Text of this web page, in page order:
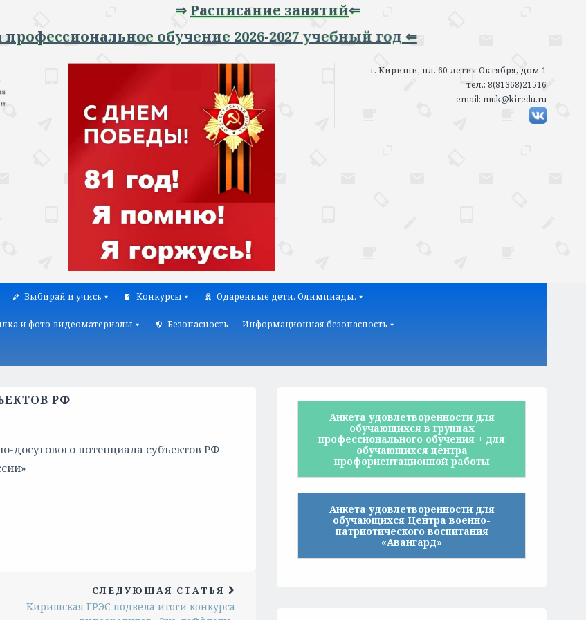
Расписание занятий⇐
обучение 2026-2027 учебный год ⇐
г. Кириши, пл. 60-летия Октября, дом 1
тел.: 8(81368)21516
email: muk@kiredu.ru
Выбирай и учись Конкурсы Одаренные дети. Олимпиады.
и фото-видеоматериалы Безопасность Информационная безопасность
РФ
досугового потенциала субъектов РФ
СЛЕДУЮЩАЯ СТАТЬЯ
Киришская ГРЭС подвела итоги конкурса
Анкета удовлетворенности для
обучающихся в группах
профессионального обучения + для
обучающихся центра
профориентационной работы
Анкета удовлетворенности для
обучающихся Центра военно-
патриотического воспитания
«Авангард»